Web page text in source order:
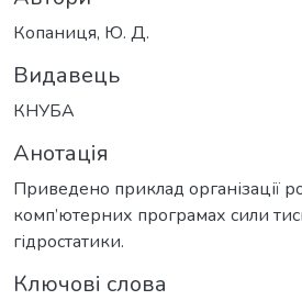
Копаниця, Ю. Д.
Видавець
КНУБА
Анотація
Приведено приклад організації
комп’ютерних програмах сили
гідростатики.
Ключові слова